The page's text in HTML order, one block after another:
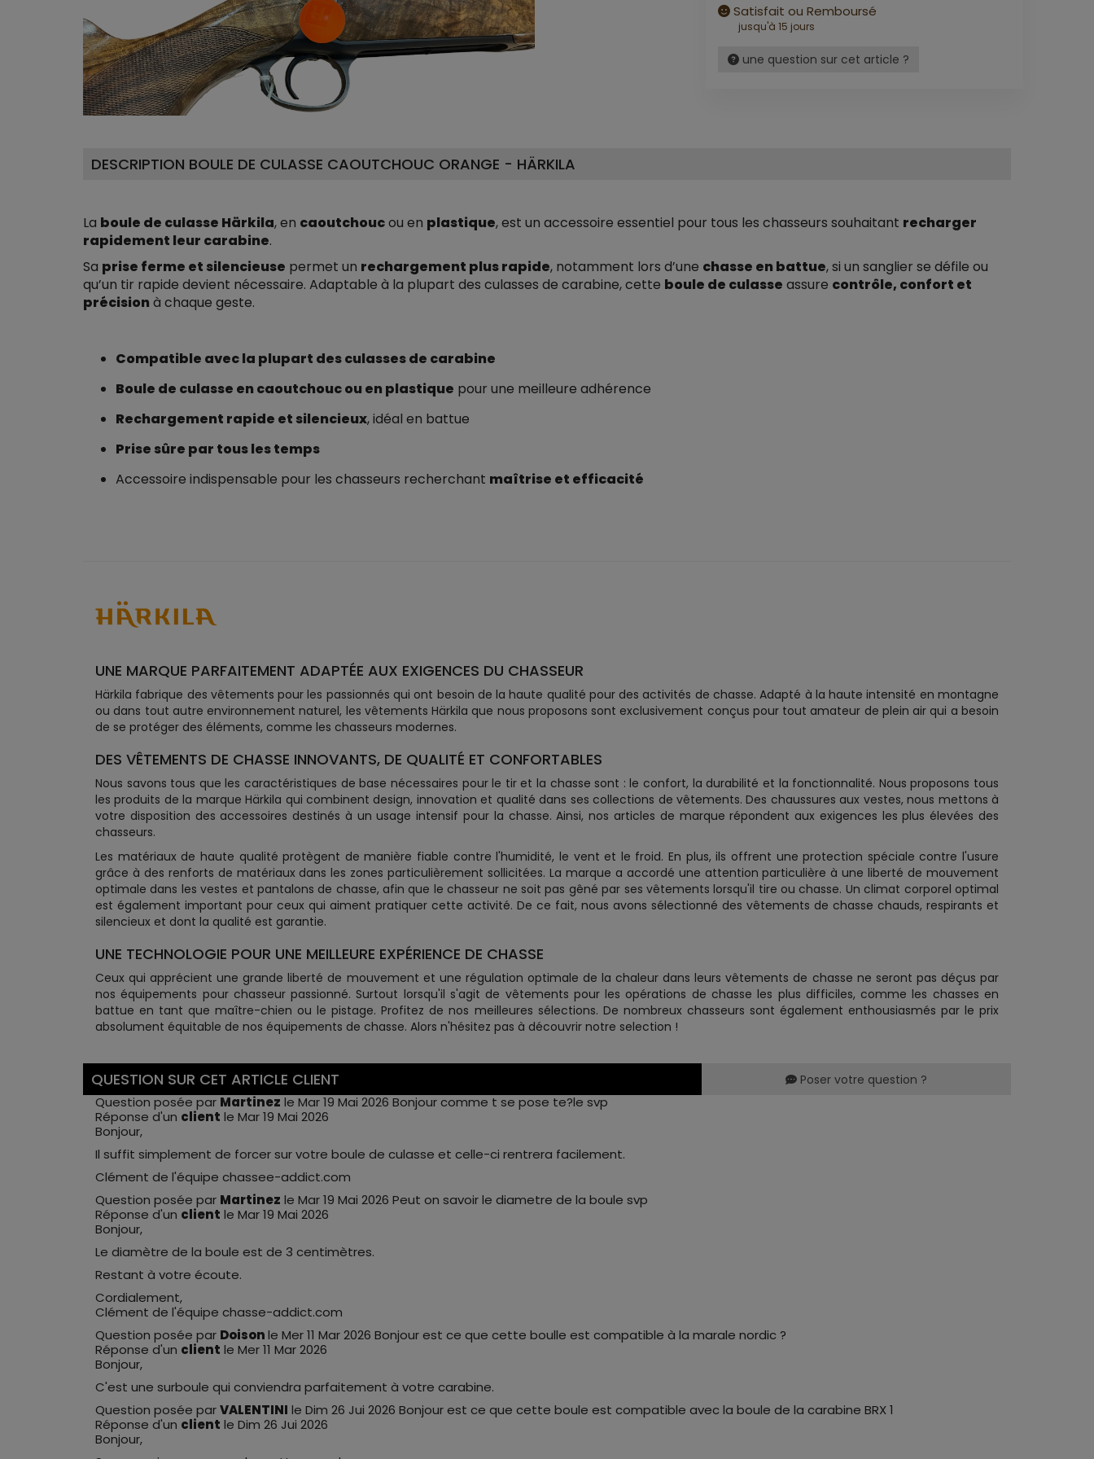
Satisfait ou Remboursé
jusqu'à 15 jours
une question sur cet article ?
DESCRIPTION BOULE DE CULASSE CAOUTCHOUC ORANGE - HÄRKILA
La boule de culasse Härkila, en caoutchoucou en plastique, est un accessoire essentiel pour tous les chasseurs souhaitant recharger
rapidement leur carabine.
Sa prise ferme et silencieuse permet un rechargement plus rapide, notamment lors d’une chasse en battue, si un sanglier se défile ou
qu’un tir rapide devient nécessaire. Adaptable à la plupart des culasses de carabine, cette boule de culasse assure contrôle, confort et
précision à chaque geste.
Compatible avec la plupart des culasses de carabine
Boule de culasse en caoutchouc ou en plastique pour une meilleure adhérence
Rechargement rapide et silencieux, idéal en battue
Prise sûre par tous les temps
Accessoire indispensable pour les chasseurs recherchant maîtrise et efficacité
UNE MARQUE PARFAITEMENT ADAPTÉE AUX EXIGENCES DU CHASSEUR
Härkila fabrique des vêtements pour les passionnés qui ont besoin de la haute qualité pour des activités de chasse. Adapté à la haute intensité en montagne
ou dans tout autre environnement naturel, les vêtements Härkila que nous proposons sont exclusivement conçus pour tout amateur de plein air qui a besoin
de se protéger des éléments, comme les chasseurs modernes.
DES VÊTEMENTS DE CHASSE INNOVANTS, DE QUALITÉ ET CONFORTABLES
Nous savons tous que les caractéristiques de base nécessaires pour le tir et la chasse sont : le confort, la durabilité et la fonctionnalité. Nous proposons tous
les produits de la marque Härkila qui combinent design, innovation et qualité dans ses collections de vêtements. Des chaussures aux vestes, nous mettons à
votre disposition des accessoires destinés à un usage intensif pour la chasse. Ainsi, nos articles de marque répondent aux exigences les plus élevées des
chasseurs.
Les matériaux de haute qualité protègent de manière fiable contre l'humidité, le vent et le froid. En plus, ils offrent une protection spéciale contre l'usure
grâce à des renforts de matériaux dans les zones particulièrement sollicitées. La marque a accordé une attention particulière à une liberté de mouvement
optimale dans les vestes et pantalons de chasse, afin que le chasseur ne soit pas gêné par ses vêtements lorsqu'il tire ou chasse. Un climat corporel optimal
est également important pour ceux qui aiment pratiquer cette activité. De ce fait, nous avons sélectionné des vêtements de chasse chauds, respirants et
silencieux et dont la qualité est garantie.
UNE TECHNOLOGIE POUR UNE MEILLEURE EXPÉRIENCE DE CHASSE
Ceux qui apprécient une grande liberté de mouvement et une régulation optimale de la chaleur dans leurs vêtements de chasse ne seront pas déçus par
nos équipements pour chasseur passionné. Surtout lorsqu'il s'agit de vêtements pour les opérations de chasse les plus difficiles, comme les chasses en
battue en tant que maître-chien ou le pistage. Profitez de nos meilleures sélections. De nombreux chasseurs sont également enthousiasmés par le prix
absolument équitable de nos équipements de chasse. Alors n'hésitez pas à découvrir notre selection !
QUESTION SUR CET ARTICLE CLIENT Poser votre question ?
Question posée par Martinez le Mar 19 Mai 2026 Bonjour comme t se pose te?le svp
Réponse d'un client le Mar 19 Mai 2026
Bonjour,
Il suffit simplement de forcer sur votre boule de culasse et celle-ci rentrera facilement.
Clément de l'équipe chassee-addict.com
Question posée par Martinez le Mar 19 Mai 2026 Peut on savoir le diametre de la boule svp
Réponse d'un client le Mar 19 Mai 2026
Bonjour,
Le diamètre de la boule est de 3 centimètres.
Restant à votre écoute.
Cordialement,
Clément de l'équipe chasse-addict.com
Question posée par Doisonle Mer 11 Mar 2026 Bonjour est ce que cette boulle est compatible à la marale nordic ?
Réponse d'un client le Mer 11 Mar 2026
Bonjour,
C'est une surboule qui conviendra parfaitement à votre carabine.
Question posée parVALENTINI le Dim 26 Jui 2026 Bonjour est ce que cette boule est compatible avec la boule de la carabine BRX 1
Réponse d'un client le Dim 26 Jui 2026
Bonjour,